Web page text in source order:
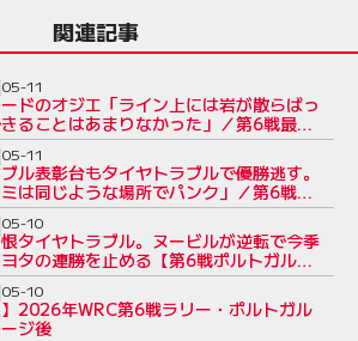
関連記事
ドのオジエ「ライン上には岩が散らばっ
ることはあまりなかった」／第6戦最終
05-11
ル表彰台もタイヤトラブルで優勝逃す。
ミは同じような場所でパンク」／第6戦ポ
05-11
タイヤトラブル。ヌービルが逆転で今季
タの連勝を止める【第6戦ポルトガル最
】
05-10
2026年WRC第6戦ラリー・ポルトガル
ジ後
05-10